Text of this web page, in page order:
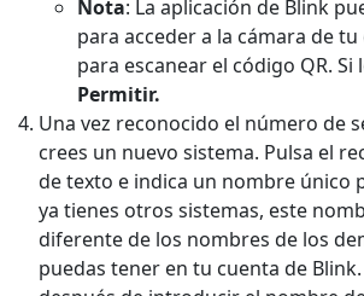
Nota: La aplicación de Blink
para acceder a la cámara de
para escanear el código QR. Si
Permitir.
Una vez reconocido el número de
crees un nuevo sistema. Pulsa el
de texto e indica un nombre único
ya tienes otros sistemas, este
diferente de los nombres de los
puedas tener en tu cuenta de Blink.